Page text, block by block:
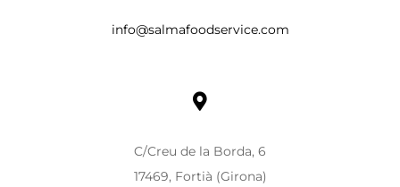
info@salmafoodservice.com
C/Creu de la Borda, 6
17469, Fortià (Girona)